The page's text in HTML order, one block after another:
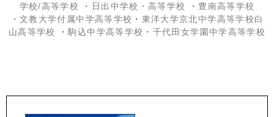
学校/高等学校
・ 日出中学校 ・高等学校 ・ 豊南高等学校
・ 文教大学付属中学高等学校 ・ 東洋大学京北中学高等学校白
山高等学校
・駒込中学高等学校 ・ 千代田女学園中学高等学校